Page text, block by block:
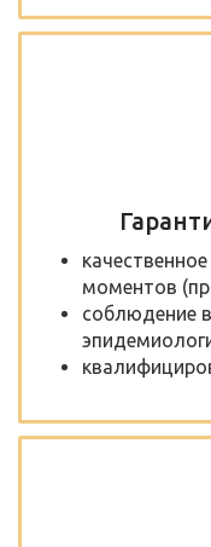
моментов
соблюдение